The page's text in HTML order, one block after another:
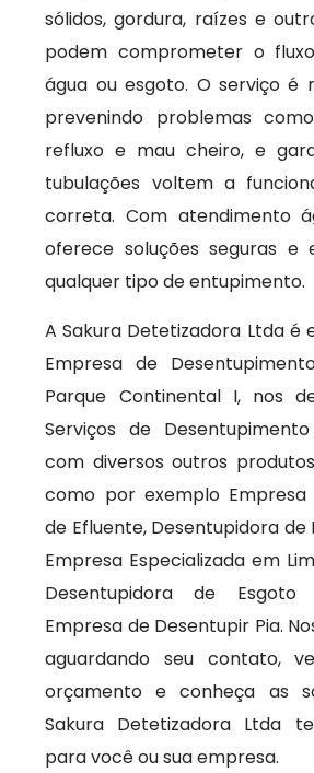
sólidos, gordura, raízes e
podem comprometer o
água ou esgoto. O serviço é
prevenindo problemas
refluxo e mau cheiro, e
tubulações voltem a
correta. Com atendimento
oferece soluções seguras e
qualquer tipo de entupimento.
A Sakura Detetizadora Ltda é
Empresa de
Parque Continental I, nos
Serviços de
com diversos outros
como por exemplo
de Efluente, Desentupidora de
Empresa Especializada em
Desentupidora de Esgoto
Empresa de Desentupir Pia.
aguardando seu contato,
orçamento e conheça as
Sakura Detetizadora Ltda
para você ou sua empresa.